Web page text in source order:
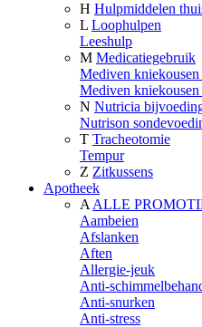
H Hulpmiddelen
L Loophulpen
Leeshulp
M Medicatiegebruik
Mediven kniekousen
Mediven kniekousen
N Nutricia
Nutrison
T Tracheotomie
Tempur
Z Zitkussens
Apotheek
A ALLE
Aambeien
Afslanken
Aften
Allergie-jeuk
Anti-
Anti-snurken
Anti-stress